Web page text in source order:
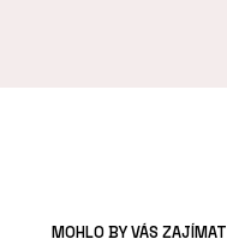
MOHLO BY VÁS ZAJÍMAT